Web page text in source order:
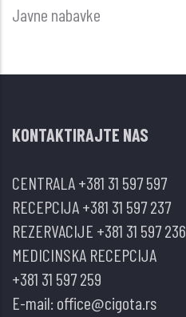
Javne nabavke
KONTAKTIRAJTE NAS
CENTRALA+381 31 597 597
RECEPCIJA+381 31 597 237
REZERVACIJE +381 31 597 236
MEDICINSKA RECEPCIJA
+381 31 597 259
E-mail: office@cigota.rs